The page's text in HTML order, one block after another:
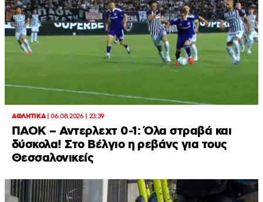
ΑΘΛΗΤΙΚΑ|06.08.2026 | 23:39
ΠΑΟΚ – Αντερλεχτ 0-1: Όλα στραβά και
δύσκολα! Στο Βέλγιο η ρεβάνς για τους
Θεσσαλονικείς